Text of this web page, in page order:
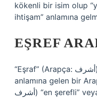
kökenli bir isim olup
ihtişam” anlamına
EŞREF
“Eşraf” (Arapça: أشرف‎) “en şerefli” veya “çok asil”
anlamına gelen bir
أشرف‎) “en şerefli” veya “çok asil” anlamına gelen